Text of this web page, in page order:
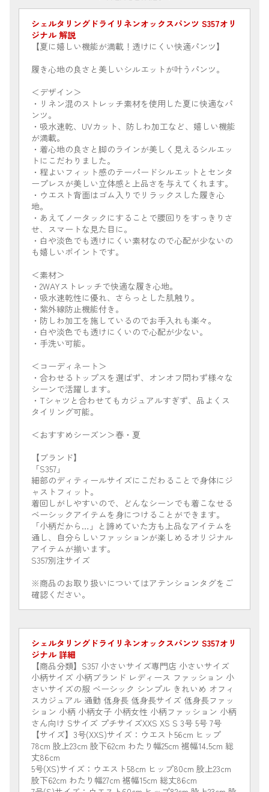
シェルタリングドライリネンオックスパンツ S357オリ
ジナル 解説
【夏に嬉しい機能が満載！透けにくい快適パンツ】
履き心地の良さと美しいシルエットが叶うパンツ。
＜デザイン＞
・リネン混のストレッチ素材を使用した夏に快適なパ
ンツ。
・吸水速乾、UVカット、防しわ加工など、嬉しい機能
が満載。
・着心地の良さと脚のラインが美しく見えるシルエッ
トにこだわりました。
・程よいフィット感のテーパードシルエットとセンタ
ープレスが美しい立体感と上品さを与えてくれます。
・ウエスト背面はゴム入りでリラックスした履き心
地。
・あえてノータックにすることで腰回りをすっきりさ
せ、スマートな見た目に。
・白や淡色でも透けにくい素材なので心配が少ないの
も嬉しいポイントです。
＜素材＞
・2WAYストレッチで快適な履き心地。
・吸水速乾性に優れ、さらっとした肌触り。
・紫外線防止機能付き。
・防しわ加工を施しているのでお手入れも楽々。
・白や淡色でも透けにくいので心配が少ない。
・手洗い可能。
＜コーディネート＞
・合わせるトップスを選ばず、オンオフ問わず様々な
シーンで活躍します。
・Tシャツと合わせてもカジュアルすぎず、品よくス
タイリング可能。
＜おすすめシーズン＞春・夏
【ブランド】
「S357」
細部のディティールサイズにこだわることで身体にジ
ャストフィット。
着回しがしやすいので、どんなシーンでも着こなせる
ベーシックアイテムを身につけることができます。
「小柄だから…」と諦めていた方も上品なアイテムを
通し、自分らしいファッションが楽しめるオリジナル
アイテムが揃います。
S357別注サイズ
※商品のお取り扱いについてはアテンションタグをご
確認ください。
シェルタリングドライリネンオックスパンツ S357オリ
ジナル 詳細
【商品分類】S357 小さいサイズ専門店 小さいサイズ
小柄サイズ 小柄ブランド レディース ファッション 小
さいサイズの服 ベーシック シンプル きれいめ オフィ
スカジュアル 通勤 低身長 低身長サイズ 低身長ファッ
ション 小柄 小柄女子 小柄女性 小柄ファッション 小柄
さん向け Sサイズ プチサイズXXS XS S 3号 5号 7号
【サイズ】3号(XXS)サイズ：ウエスト56cm ヒップ
78cm 股上23cm 股下62cm わたり幅25cm 裾幅14.5cm 総
丈86cm
5号(XS)サイズ：ウエスト58cm ヒップ80cm 股上23cm
股下62cm わたり幅27cm 裾幅15cm 総丈86cm